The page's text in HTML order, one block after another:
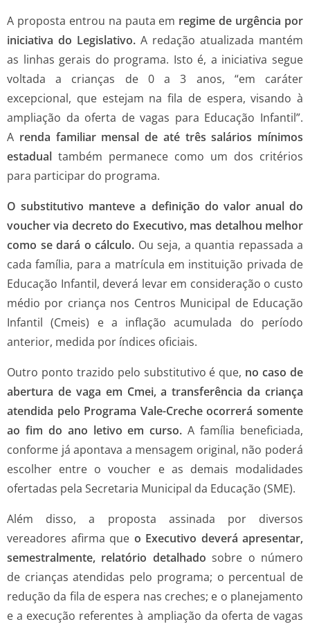
A proposta entrou na pauta em regime de urgência por
iniciativa do Legislativo. A redação atualizada mantém
as linhas gerais do programa. Isto é, a iniciativa segue
voltada a crianças de 0 a 3 anos, “em caráter
excepcional, que estejam na fila de espera, visando à
ampliação da oferta de vagas para Educação Infantil”.
A renda familiar mensal de até três salários mínimos
estadual também permanece como um dos critérios
para participar do programa.
O substitutivo manteve a definição do valor anual do
voucher via decreto do Executivo, mas detalhou melhor
como se dará o cálculo. Ou seja, a quantia repassada a
cada família, para a matrícula em instituição privada de
Educação Infantil, deverá levar em consideração o custo
médio por criança nos Centros Municipal de Educação
Infantil (Cmeis) e a inflação acumulada do período
anterior, medida por índices oficiais.
Outro ponto trazido pelo substitutivo é que, no caso de
abertura de vaga em Cmei, a transferência da criança
atendida pelo Programa Vale-Creche ocorrerá somente
ao fim do ano letivo em curso. A família beneficiada,
conforme já apontava a mensagem original, não poderá
escolher entre o voucher e as demais modalidades
ofertadas pela Secretaria Municipal da Educação (SME).
Além disso, a proposta assinada por diversos
vereadores afirma que o Executivo deverá apresentar,
semestralmente, relatório detalhado sobre o número
de crianças atendidas pelo programa; o percentual de
redução da fila de espera nas creches; e o planejamento
e a execução referentes à ampliação da oferta de vagas